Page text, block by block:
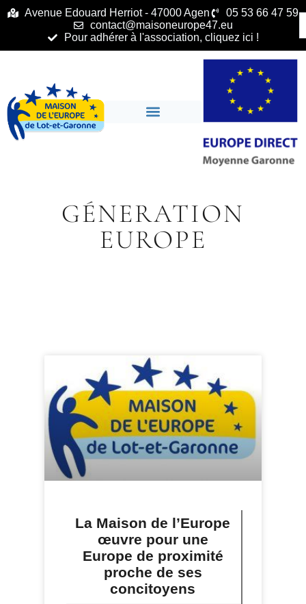
principalAvenue Edouard Herriot - 47000 Agen
05 53 66 47 59
contact@maisoneurope47.eu
Pour adhérer à l'association, cliquez ici !
GÉNERATION
EUROPE
La Maison de l’Europe
œuvre pour une
Europe de proximité
proche de ses
concitoyens